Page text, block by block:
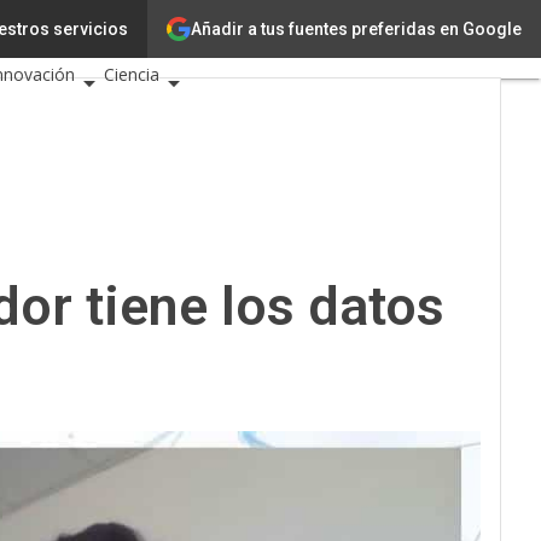
Añadir a tus fuentes preferidas en Google
servicios
Ciencia
tiene los datos